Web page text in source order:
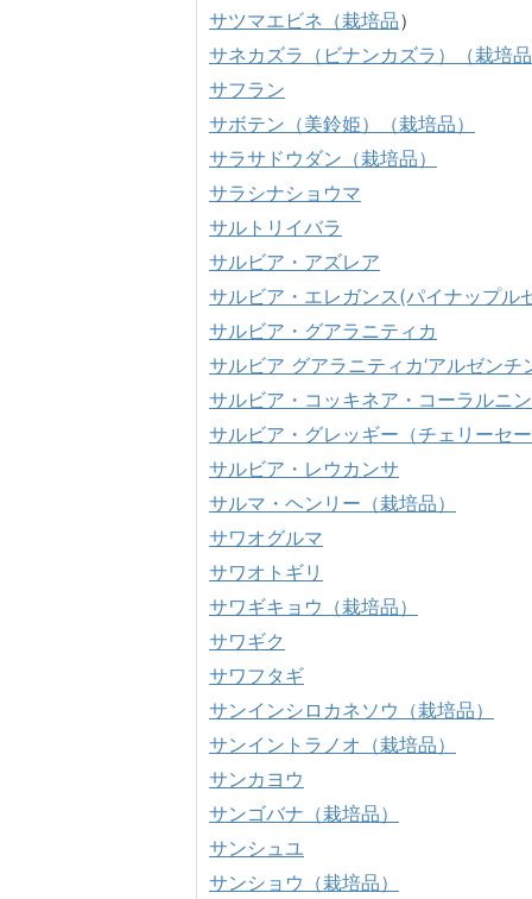
サツマエビネ（栽培品）
サネカズラ（ビナンカズラ）（栽培品
サフラン
サボテン（美鈴姫）（栽培品）
サラサドウダン（栽培品）
サラシナショウマ
サルトリイバラ
サルビア・アズレア
サルビア・エレガンス(パイナップル
サルビア・グアラニティカ
サルビア グアラニティカ‘アルゼンチ
サルビア・コッキネア・コーラルニ
サルビア・グレッギー（チェリーセー
サルビア・レウカンサ
サルマ・ヘンリー（栽培品）
サワオグルマ
サワオトギリ
サワギキョウ（栽培品）
サワギク
サワフタギ
サンインシロカネソウ（栽培品）
サンイントラノオ（栽培品）
サンカヨウ
サンゴバナ（栽培品）
サンシュユ
サンショウ（栽培品）